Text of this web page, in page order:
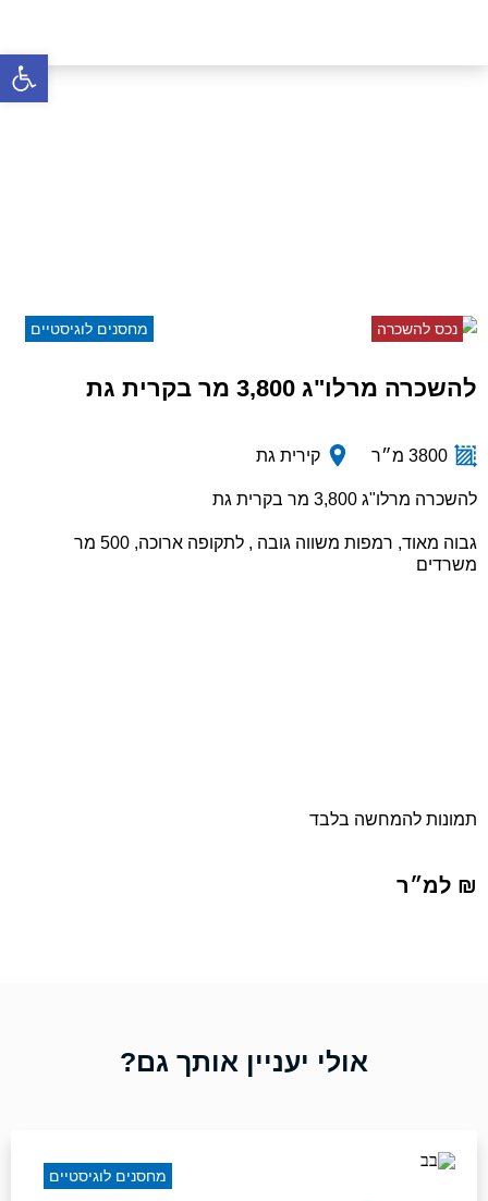
להשכרה מרלו"ג 3,800 מר
מחסנים לוגיסטיים נכס להשכרה
להשכרה מרלו"ג 3,800 מר בקרית גת
3800 מ״ר קירית גת
להשכרה מרלו"ג 3,800 מר בקרית גת
גבוה מאוד, רמפות משווה גובה , לתקופה ארוכה, 500 מר
משרדים
תמונות להמחשה בלבד
₪ למ״ר
אולי יעניין אותך גם?
מחסנים לוגיסטיים
פתח